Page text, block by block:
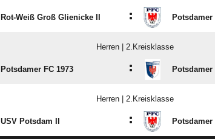
Rot-Weiß Groß Glienicke II : Potsdamer
Herren | 2.Kreisklasse
Potsdamer FC 1973 : Potsdamer
Herren | 2.Kreisklasse
USV Potsdam II : Potsdamer